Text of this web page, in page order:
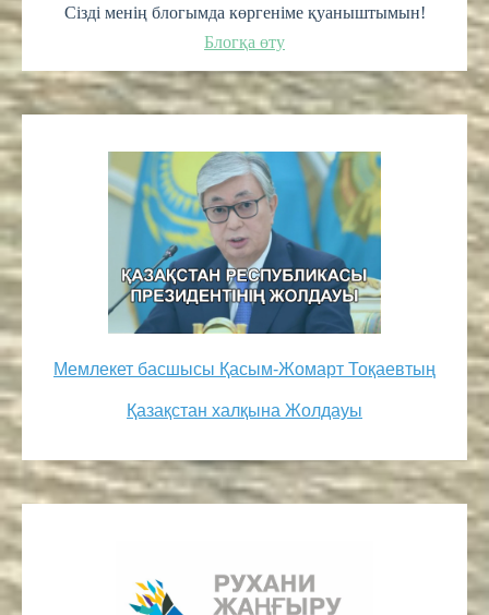
Сізді менің блогымда көргеніме қуаныштымын!
Блогқа өту
Мемлекет басшысы Қасым-Жомарт Тоқаевтың
Қазақстан халқына Жолдауы